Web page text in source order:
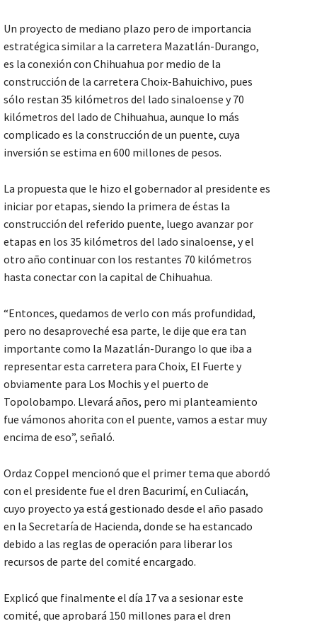
Un proyecto de mediano plazo pero de importancia
estratégica similar a la carretera Mazatlán-Durango,
es la conexión con Chihuahua por medio de la
construcción de la carretera Choix-Bahuichivo, pues
sólo restan 35 kilómetros del lado sinaloense y 70
kilómetros del lado de Chihuahua, aunque lo más
complicado es la construcción de un puente, cuya
inversión se estima en 600 millones de pesos.
La propuesta que le hizo el gobernador al presidente es
iniciar por etapas, siendo la primera de éstas la
construcción del referido puente, luego avanzar por
etapas en los 35 kilómetros del lado sinaloense, y el
otro año continuar con los restantes 70 kilómetros
hasta conectar con la capital de Chihuahua.
“Entonces, quedamos de verlo con más profundidad,
pero no desaproveché esa parte, le dije que era tan
importante como la Mazatlán-Durango lo que iba a
representar esta carretera para Choix, El Fuerte y
obviamente para Los Mochis y el puerto de
Topolobampo. Llevará años, pero mi planteamiento
fue vámonos ahorita con el puente, vamos a estar muy
encima de eso”, señaló.
Ordaz Coppel mencionó que el primer tema que abordó
con el presidente fue el dren Bacurimí, en Culiacán,
cuyo proyecto ya está gestionado desde el año pasado
en la Secretaría de Hacienda, donde se ha estancado
debido a las reglas de operación para liberar los
recursos de parte del comité encargado.
Explicó que finalmente el día 17 va a sesionar este
comité, que aprobará 150 millones para el dren